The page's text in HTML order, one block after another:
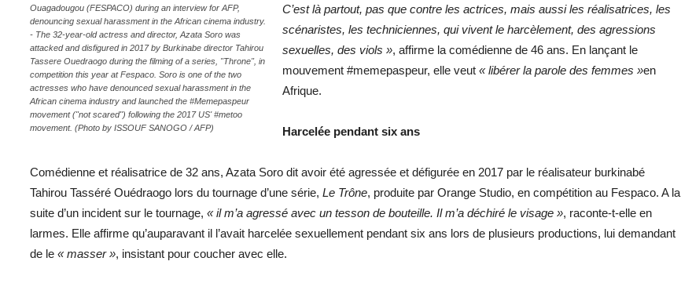
Ouagadougou (FESPACO) during an interview for AFP,
denouncing sexual harassment in the African cinema industry.
- The 32-year-old actress and director, Azata Soro was
attacked and disfigured in 2017 by Burkinabe director Tahirou
Tassere Ouedraogo during the filming of a series, "Throne", in
competition this year at Fespaco. Soro is one of the two
actresses who have denounced sexual harassment in the
African cinema industry and launched the #Memepaspeur
movement ("not scared") following the 2017 US' #metoo
movement. (Photo by ISSOUF SANOGO / AFP)
C’est là partout, pas que contre les actrices, mais aussi les réalisatrices, les
scénaristes, les techniciennes, qui vivent le harcèlement, des agressions
sexuelles, des viols », affirme la comédienne de 46 ans. En lançant le
mouvement #memepaspeur, elle veut « libérer la parole des femmes »en
Afrique.
Harcelée pendant six ans
Comédienne et réalisatrice de 32 ans, Azata Soro dit avoir été agressée et défigurée en 2017 par le réalisateur burkinabé
Tahirou Tasséré Ouédraogo lors du tournage d’une série, Le Trône, produite par Orange Studio, en compétition au Fespaco. A la
suite d’un incident sur le tournage, « il m’a agressé avec un tesson de bouteille. Il m’a déchiré le visage », raconte-t-elle en
larmes. Elle affirme qu’auparavant il l’avait harcelée sexuellement pendant six ans lors de plusieurs productions, lui demandant
de le « masser », insistant pour coucher avec elle.